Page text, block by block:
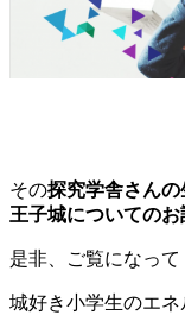
その探究学舎さん
王子城についてのお
是非、ご覧になって
城好き小学生のエネ